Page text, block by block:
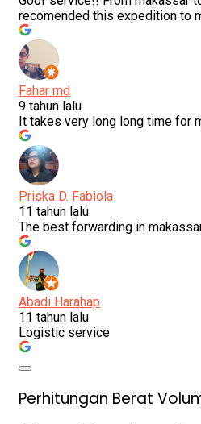
recomended this expedition to
Fahar md
9 tahun lalu
It takes very long long time for
Priska D. Fabiola
11 tahun lalu
The best forwarding in
Abadi Harahap
11 tahun lalu
Logistic service
Perhitungan Berat